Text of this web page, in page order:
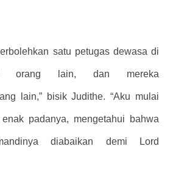
satu petugas dewasa di
orang lain, dan mereka
lain,” bisik Judithe. “Aku mulai
padanya, mengetahui bahwa
diabaikan demi Lord